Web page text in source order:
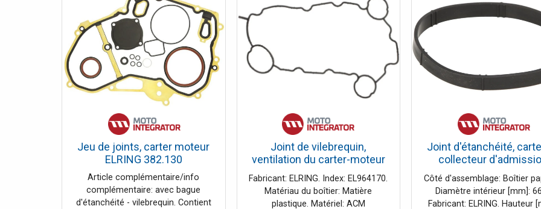
Jeu de joints, carter moteur
ELRING 382.130
Article complémentaire/info
complémentaire: avec bague
d'étanchéité - vilebrequin. Contient
Joint de vilebrequin,
ventilation du carter-moteur
ELRING 964.170
Fabricant: ELRING. Index: EL964170.
Matériau du boîtier: Matière
plastique. Matériel: ACM
Joint d'étanchéité,
collecteur
ELRING 655.790
Côté d'assemblage: Boîtier
Diamètre intérieur [mm]:
Fabricant: ELRING. Hauteur